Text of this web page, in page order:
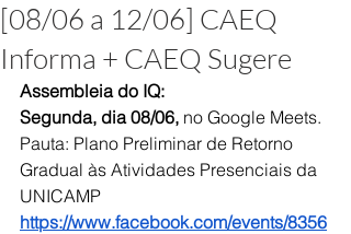
[08/06 a 12/06] CAEQ
Informa + CAEQ Sugere
Assembleia do IQ:
Segunda, dia 08/06, no Google Meets.
Pauta: Plano Preliminar de Retorno
Gradual às Atividades Presenciais da
UNICAMP
https://www.facebook.com/events/8356